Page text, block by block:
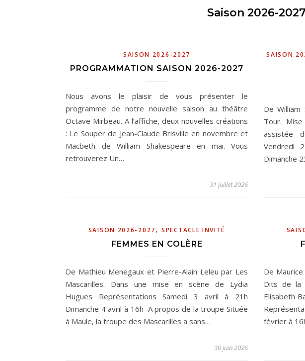
Saison 2026-2027
SAISON 2026-2027
PROGRAMMATION SAISON 2026-2027
Nous avons le plaisir de vous présenter le
programme de notre nouvelle saison au théâtre
Octave Mirbeau. A l’affiche, deux nouvelles créations
: Le Souper de Jean-Claude Brisville en novembre et
Macbeth de William Shakespeare en mai. Vous
retrouverez Un…
31 juillet 2026
SAISON
De William
Tour.
assistée
Vendredi
Dimanche
SAISON 2026-2027, SPECTACLE INVITÉ
FEMMES EN COLÈRE
De Mathieu Menegaux et Pierre-Alain Leleu par Les
Mascarilles. Dans une mise en scène de Lydia
Hugues Représentations Samedi 3 avril à 21h
Dimanche 4 avril à 16h A propos de la troupe Située
à Maule, la troupe des Mascarilles a sans…
30 juin 2026
De
Dits de la
Elisabeth
février à